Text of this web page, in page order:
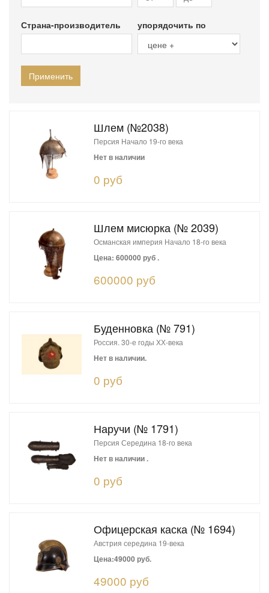
Страна-производитель упорядочить по
Шлем (№2038)
Персия Начало 19-го века
Нет в наличии
0 руб
Шлем мисюрка (№ 2039)
Османская империя Начало 18-го века
Цена: 600000 руб .
600000 руб
Буденновка (№ 791)
Россия. 30-е годы ХХ-века
Нет в наличии.
0 руб
Наручи (№ 1791)
Персия Середина 18-го века
Нет в наличии .
0 руб
Офицерская каска (№ 1694)
Австрия середина 19-века
Цена:49000 руб.
49000 руб